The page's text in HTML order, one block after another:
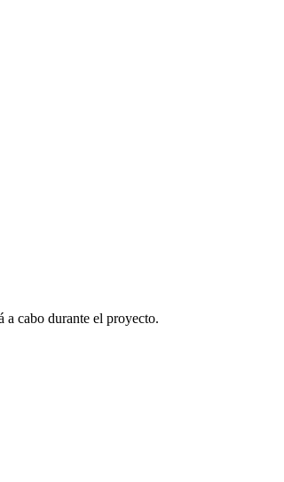
cabo durante el proyecto.